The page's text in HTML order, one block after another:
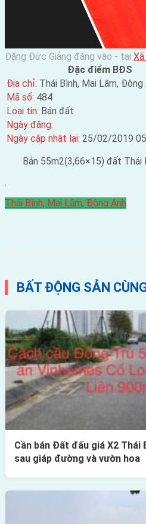
Đặng Đức Giảng đăng vào - tại
Đặc điểm BĐS
Địa chỉ: Thái Bình, Mai Lâm, Đông
Mã số: 484
Loại tin: Bán đất
Ngày đăng:
Ngày cập nhật lại: 25/02/2019
Bán 55m2(3,66×15) đất
Thái Bình, Mai Lâm, Đông Anh
BẤT ĐỘNG SẢN
Cần bán Đất đấu giá X2 Thái
sau giáp đường và vườn hoa